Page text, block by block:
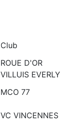
Club
ROUE D'OR
VILLUIS EVERLY
MCO 77
VC VINCENNES